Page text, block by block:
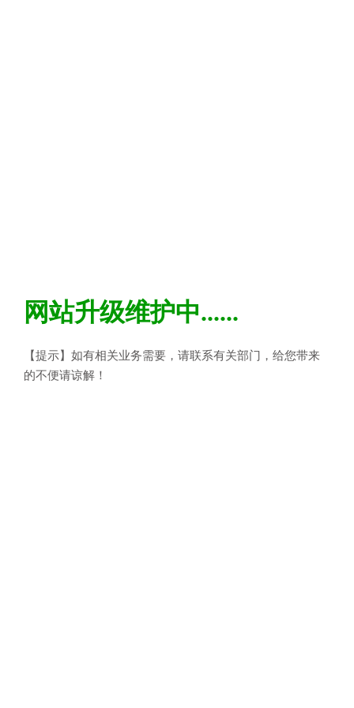
网站升级维护中......
【提示】如有相关业务需要，请联系有关部门，给您带来
的不便请谅解！